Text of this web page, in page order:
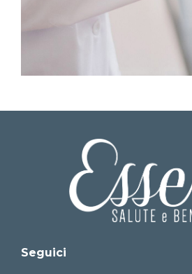
Seguici